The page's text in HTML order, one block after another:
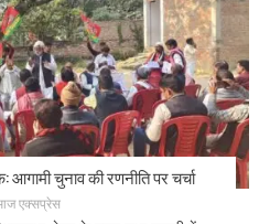
आगामी चुनाव की रणनीति पर चर्चा
एक्सप्रेस